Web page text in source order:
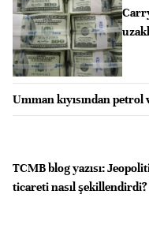
Umman kıyısından petrol
TCMB blog yazısı:
ticareti nasıl şekillendirdi?